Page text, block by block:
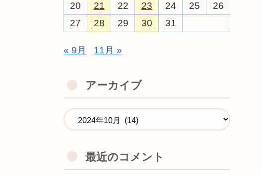
20
21 22 23 24 25
26
27
28 29 30 31
« 9月 11月 »
アーカイブ
最近のコメント